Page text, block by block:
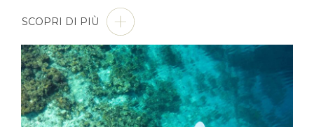
SCOPRI DI PIÙ